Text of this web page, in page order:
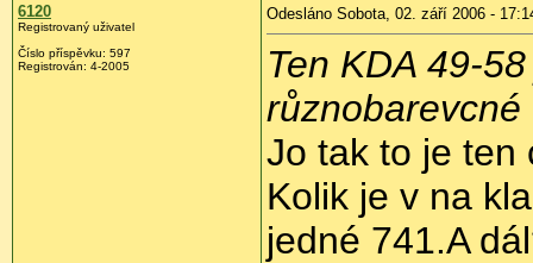
6120
Registrovaný uživatel
Číslo příspěvku: 597
Registrován: 4-2005
Odesláno Sobota, 02. září 2006 -
Ten KDA 49-
různobarevcné
Jo tak to je ten
Kolik je v na
jedné 741.A